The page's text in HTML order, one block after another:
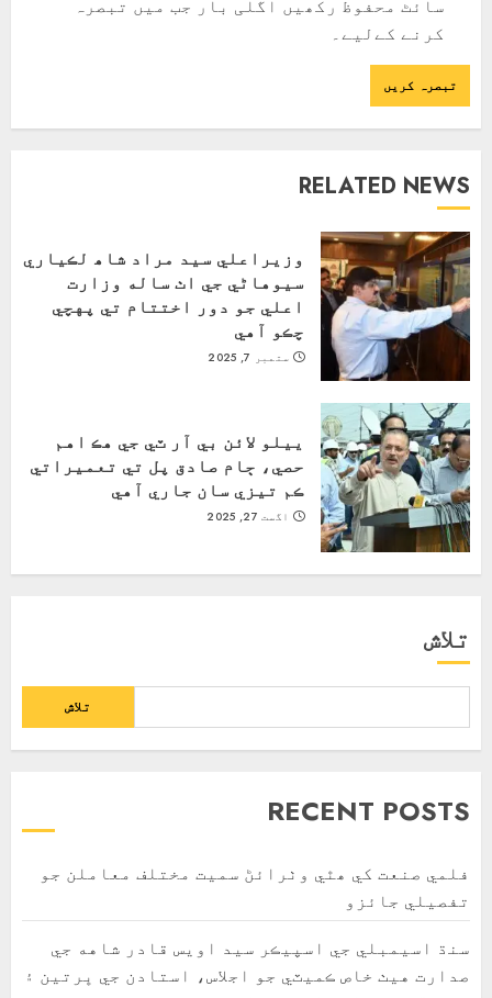
سائٹ محفوظ رکھیں اگلی بار جب میں تبصرہ
کرنے کےلیے۔
RELATED NEWS
وزيراعلي سيد مراد شاھ لڪياري
سيوهاڻي جي اٺ ساله وزارت
اعلي جو دور اختتام تي پهچي
چڪو آهي
ستمبر 7, 2025
ييلو لائن بي آر ٽي جي هڪ اهم
حصي، ڄام صادق پل تي تعميراتي
ڪم تيزي سان جاري آهي
اگست 27, 2025
تلاش
تلاش
RECENT POSTS
فلمي صنعت کي ھٿي وٺرائڻ سميت مختلف معاملن جو
تفصيلي جائزو
سنڌ اسيمبلي جي اسپيڪر سيد اويس قادر شاهه جي
صدارت هيٺ خاص ڪميٽي جو اجلاس، استادن جي ڀرتين ۽